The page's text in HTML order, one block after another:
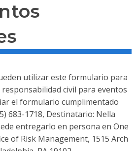
utilizar este formulario para
civil para eventos
el formulario cumplimentado
683-1718, Destinatario: Nella
entregarlo en persona en One
of Risk Management, 1515 Arch